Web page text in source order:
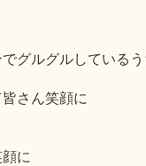
グルグルしている
さん笑顔に
に